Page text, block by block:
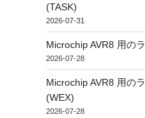
(TASK)
2026-07-31
Microchip AVR8 用の
2026-07-28
Microchip AVR8 用の
(WEX)
2026-07-28